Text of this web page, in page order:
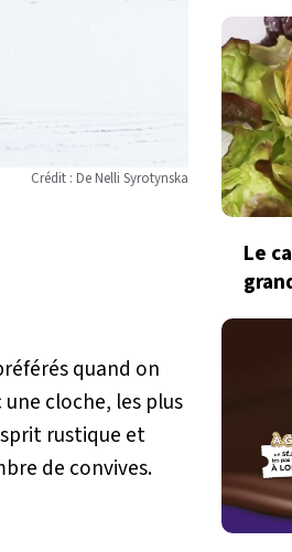
Crédit : De Nelli Syrotynska
quand on
cloche, les plus
rustique et
de convives.
Le